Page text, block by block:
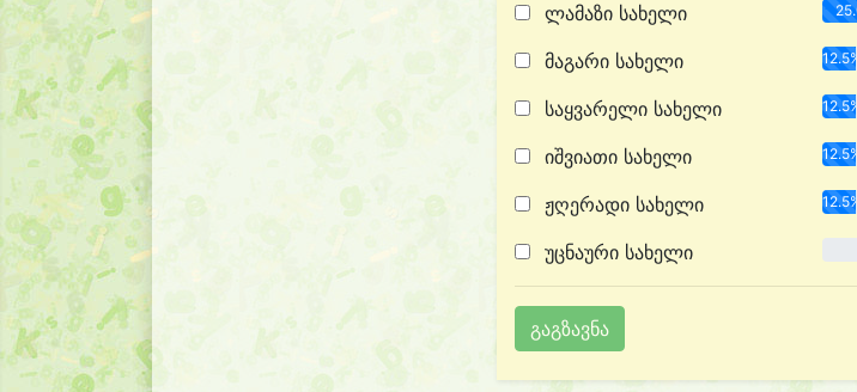
ლამაზი სახელი
მაგარი სახელი 12.5%
საყვარელი სახელი 12.5%
იშვიათი სახელი 12.5%
ჟღერადი სახელი 12.5%
უცნაური სახელი